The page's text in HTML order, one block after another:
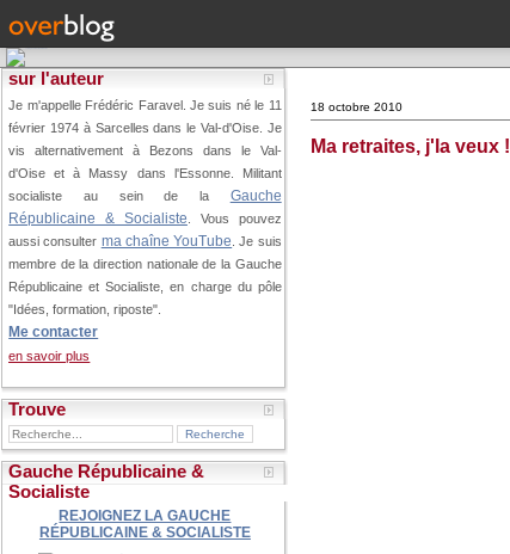
sur l'auteur
Je m'appelle Frédéric Faravel. Je suis né le 11
février 1974 à Sarcelles dans le Val-d'Oise. Je
vis alternativement à Bezons dans le Val-
d'Oise et à Massy dans l'Essonne. Militant
socialiste au sein de la Gauche
Républicaine & Socialiste . Vous pouvez
aussi consulter ma chaîne YouTube . Je suis
membre de la direction nationale de la Gauche
Républicaine et Socialiste, en charge du pôle
"Idées, formation, riposte".
Me contacter
en savoir plus
Trouve
Gauche Républicaine &
Socialiste
REJOIGNEZ LA GAUCHE
RÉPUBLICAINE & SOCIALISTE
18 octobre 2010
Ma retraites, j'la veux !